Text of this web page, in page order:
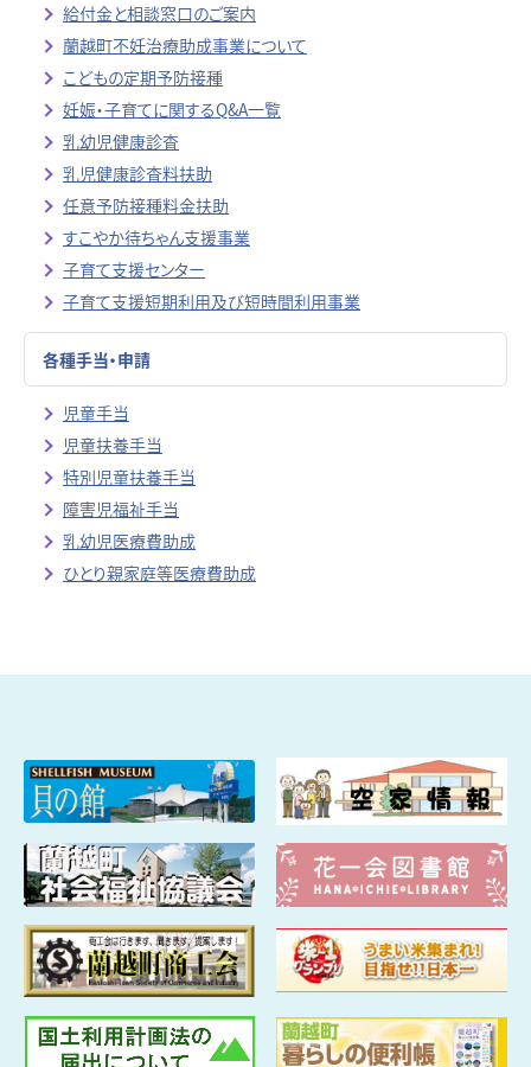
給付金と相談窓口のご案内
蘭越町不妊治療助成事業について
こどもの定期予防接種
妊娠・子育てに関するQ&A一覧
乳幼児健康診査
乳児健康診査料扶助
任意予防接種料金扶助
すこやか待ちゃん支援事業
子育て支援センター
子育て支援短期利用及び短時間利用事業
各種手当・申請
児童手当
児童扶養手当
特別児童扶養手当
障害児福祉手当
乳幼児医療費助成
ひとり親家庭等医療費助成